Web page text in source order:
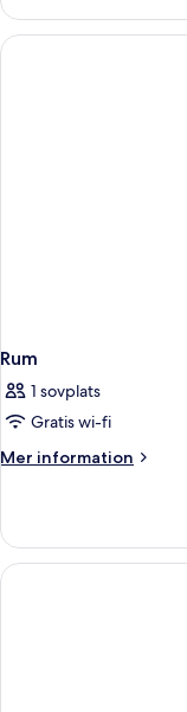
Superior
terrass
Rum
1 sovplats
Gratis wi-fi
Mer information
Mer